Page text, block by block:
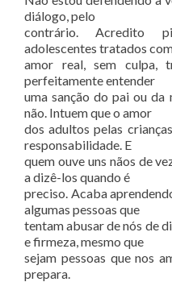
diálogo, pelo
contrário. Acredito
adolescentes tratados
amor real, sem culpa,
perfeitamente entender
uma sanção do pai ou da
não. Intuem que o amor
dos adultos pelas
responsabilidade. E
quem ouve uns nãos de
a dizê-los quando é
preciso. Acaba
algumas pessoas que
tentam abusar de nós de
e firmeza, mesmo que
sejam pessoas que nos
prepara.